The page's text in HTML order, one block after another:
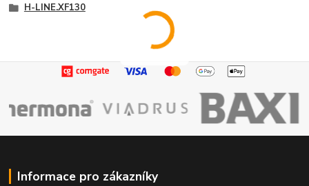
H-LINE.XF130
Informace pro zákazníky